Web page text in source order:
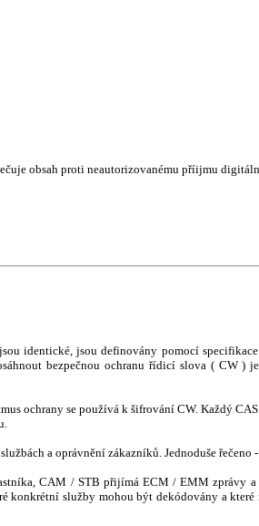
obsah proti neautorizovanému příijmu
identické, jsou definovány pomocí
bezpečnou ochranu řídicí slova ( CW )
ochrany se používá k šifrování CW. Každý
a oprávnění zákazníků. Jednoduše řečeno
CAM / STB přijímá ECM / EMM
služby mohou být dekódovány a